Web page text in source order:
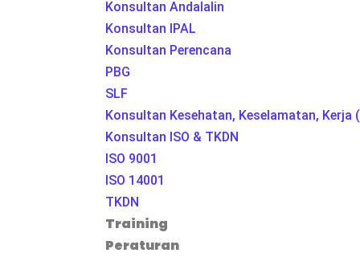
Konsultan Andalalin
Konsultan IPAL
Konsultan Perencana
PBG
SLF
Konsultan Kesehatan, Keselamatan, Kerja
Konsultan ISO & TKDN
ISO 9001
ISO 14001
TKDN
Training
Peraturan